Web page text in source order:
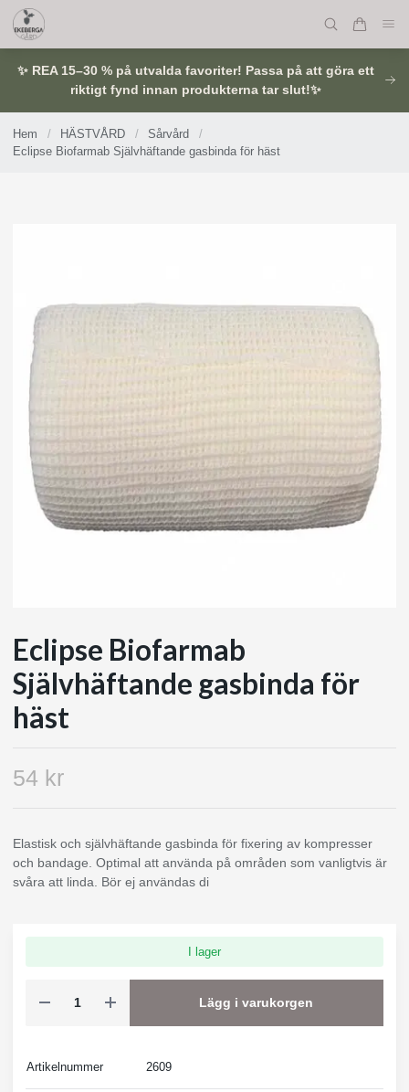
✨ REA 15–30 % på utvalda favoriter! Passa på att göra ett
riktigt fynd innan produkterna tar slut!✨
Hem / HÄSTVÅRD / Sårvård
/
Eclipse Biofarmab Självhäftande gasbinda för häst
Eclipse Biofarmab
Självhäftande gasbinda för
häst
54 kr
Elastisk och självhäftande gasbinda för fixering av kompresser
och bandage. Optimal att använda på områden som vanligtvis är
svåra att linda. Bör ej användas di
I lager
Lägg i varukorgen
Artikelnummer 2609